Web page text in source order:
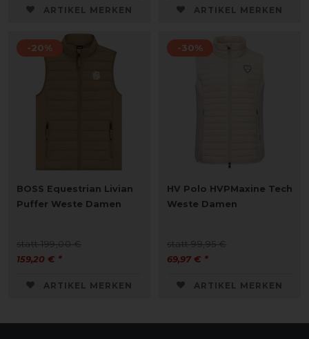
ARTIKEL MERKEN ARTIKEL MERKEN
-20%
BOSS Equestrian Livian
Puffer Weste Damen
statt 199,00 €
159,20 € *
ARTIKEL MERKEN
-30%
HV Polo HVPMaxine Tech
Weste Damen
statt 99,95 €
69,97 € *
ARTIKEL MERKEN